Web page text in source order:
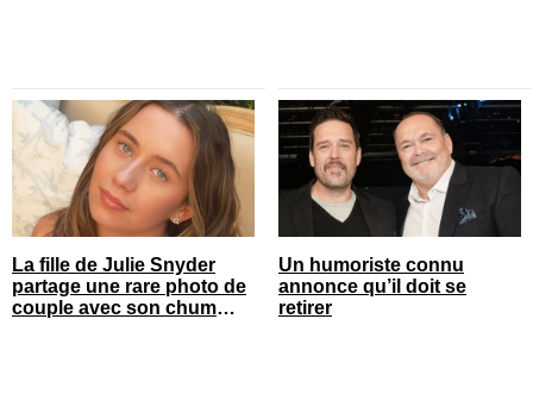
La fille de Julie Snyder
partage une rare photo de
couple avec son chum
Un humoriste connu
annonce qu’il doit se
retirer